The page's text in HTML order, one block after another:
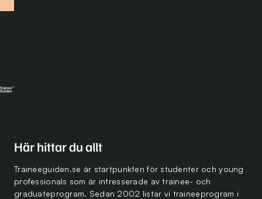
Här hittar du allt
Traineeguiden.se är startpunkten för studenter och young
professionals som är intresserade av trainee- och
graduateprogram. Sedan 2002 listar vi traineeprogram i